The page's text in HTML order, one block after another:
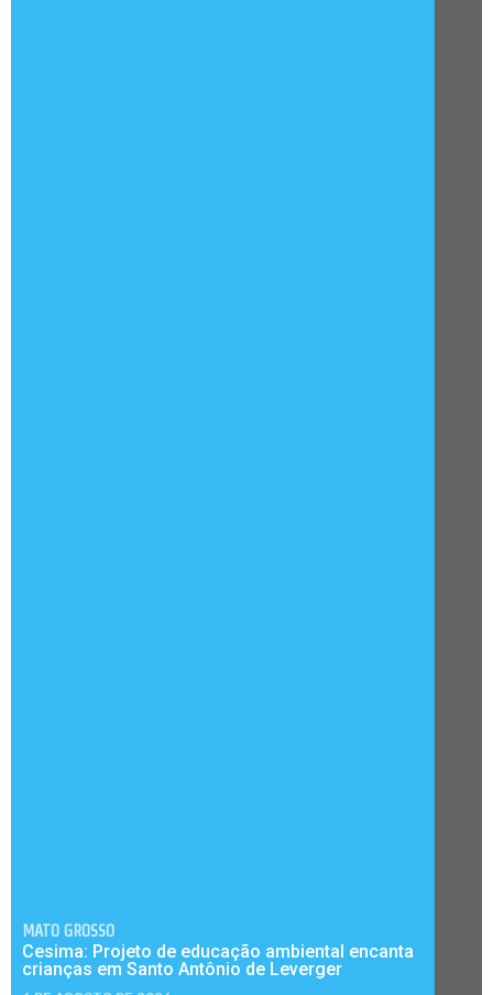
MATO GROSSO
Cesima: Projeto de educação ambiental encanta
crianças em Santo Antônio de Leverger